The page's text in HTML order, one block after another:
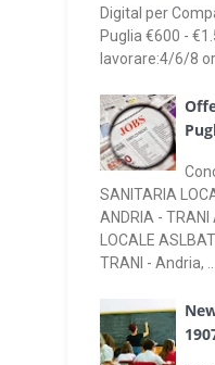
Digital per
Puglia €600 -
lavorare:4/6/8
SANITARIA
ANDRIA - TRANI
LOCALE
TRANI - Andria, ...